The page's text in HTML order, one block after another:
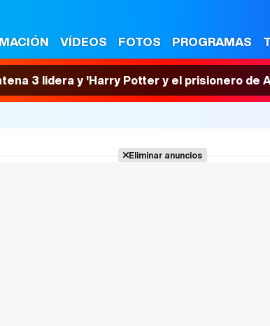
VÍDEOS FOTOS PROGRAMAS
3 lidera y 'Harry Potter y el prisionero de
Eliminar anuncios